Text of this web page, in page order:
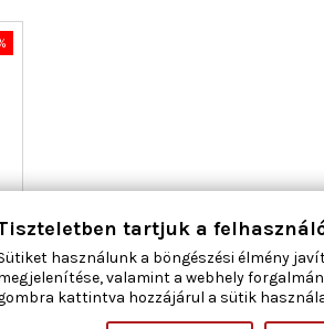
tartjuk a
használunk a böngészési élmény
valamint a webhely
kattintva hozzájárul a sütik